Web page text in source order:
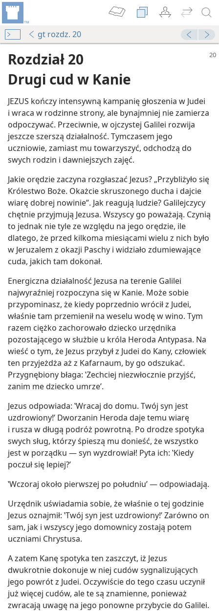
gt rozdz. 20
Rozdział 20
Drugi cud w Kanie
JEZUS kończy intensywną kampanię głoszenia w Judei
i wraca w rodzinne strony, ale bynajmniej nie zamierza
odpoczywać. Przeciwnie, w ojczystej Galilei rozwija
jeszcze szerszą działalność. Tymczasem jego
uczniowie, zamiast mu towarzyszyć, odchodzą do
swych rodzin i dawniejszych zajęć.
Jakie orędzie zaczyna rozgłaszać Jezus? „Przybliżyło się
Królestwo Boże. Okażcie skruszonego ducha i dajcie
wiarę dobrej nowinie”. Jak reagują ludzie? Galilejczycy
chętnie przyjmują Jezusa. Wszyscy go poważają. Czynią
to jednak nie tyle ze względu na jego orędzie, ile
dlatego, że przed kilkoma miesiącami wielu z nich było
w Jeruzalem z okazji Paschy i widziało zdumiewające
cuda, jakich tam dokonał.
Energiczna działalność Jezusa na terenie Galilei
najwyraźniej rozpoczyna się w Kanie. Może sobie
przypominasz, że kiedy poprzednio wrócił z Judei,
właśnie tam przemienił na weselu wodę w wino. Tym
razem ciężko zachorowało dziecko urzędnika
pozostającego w służbie u króla Heroda Antypasa. Na
wieść o tym, że Jezus przybył z Judei do Kany, człowiek
ten przyjeżdża aż z Kafarnaum, by go odszukać.
Przygnębiony błaga: ‛Zechciej niezwłocznie przyjść,
zanim me dziecko umrze’.
Jezus odpowiada: ‛Wracaj do domu. Twój syn jest
uzdrowiony!’ Dworzanin Heroda daje temu wiarę
i rusza w długą podróż powrotną. Po drodze spotyka
swych sług, którzy śpieszą mu donieść, że wszystko
jest w porządku — syn wyzdrowiał! Pyta ich: ‛Kiedy
poczuł się lepiej?’
‛Wczoraj około pierwszej po południu’ — odpowiadają.
Urzędnik uświadamia sobie, że właśnie o tej godzinie
Jezus oznajmił: ‛Twój syn jest uzdrowiony!’ Zarówno on
sam, jak i wszyscy jego domownicy zostają potem
uczniami Chrystusa.
A zatem Kanę spotyka ten zaszczyt, iż Jezus
dwukrotnie dokonuje w niej cudów sygnalizujących
jego powrót z Judei. Oczywiście do tego czasu uczynił
już więcej cudów, ale te są znamienne, ponieważ
zwracają uwagę na jego ponowne przybycie do Galilei.